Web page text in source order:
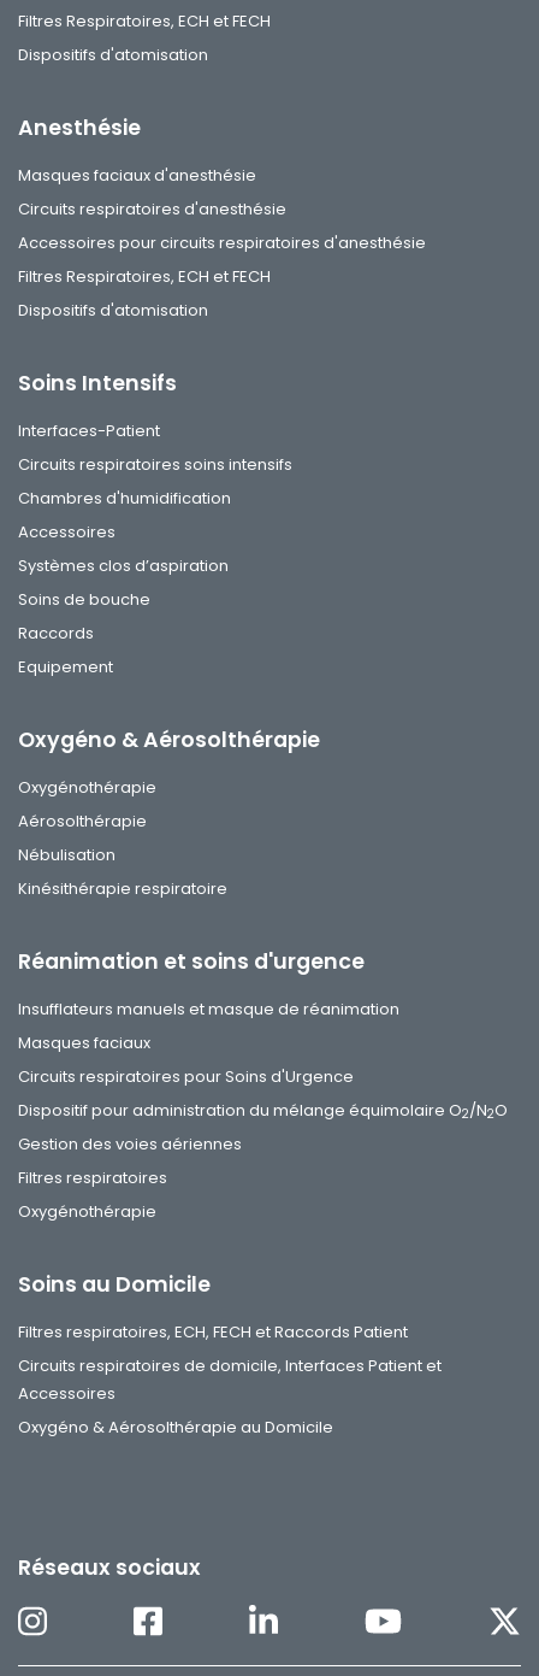
Filtres Respiratoires, ECH et FECH
Dispositifs d'atomisation
Anesthésie
Masques faciaux d'anesthésie
Circuits respiratoires d'anesthésie
Accessoires pour circuits respiratoires d'anesthésie
Filtres Respiratoires, ECH et FECH
Dispositifs d'atomisation
Soins Intensifs
Interfaces-Patient
Circuits respiratoires soins intensifs
Chambres d'humidification
Accessoires
Systèmes clos d’aspiration
Soins de bouche
Raccords
Equipement
Oxygéno & Aérosolthérapie
Oxygénothérapie
Aérosolthérapie
Nébulisation
Kinésithérapie respiratoire
Réanimation et soins d'urgence
Insufflateurs manuels et masque de réanimation
Masques faciaux
Circuits respiratoires pour Soins d'Urgence
Dispositif pour administration du mélange équimolaire O2/N2O
Gestion des voies aériennes
Filtres respiratoires
Oxygénothérapie
Soins au Domicile
Filtres respiratoires, ECH, FECH et Raccords Patient
Circuits respiratoires de domicile, Interfaces Patient et
Accessoires
Oxygéno & Aérosolthérapie au Domicile
Réseaux sociaux